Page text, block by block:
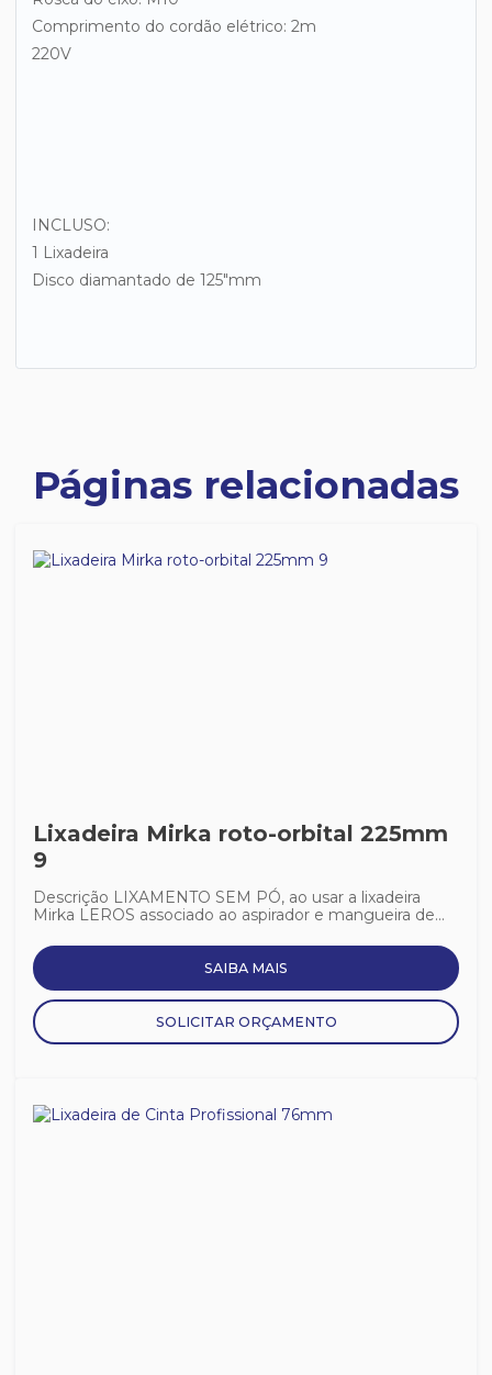
Comprimento do cordão elétrico: 2m
220V
INCLUSO:
1 Lixadeira
Disco diamantado de 125"mm
Páginas relacionadas
Lixadeira Mirka roto-orbital 225mm
9
Descrição LIXAMENTO SEM PÓ, ao usar a lixadeira
Mirka LEROS associado ao aspirador e mangueira de...
SAIBA MAIS
SOLICITAR ORÇAMENTO